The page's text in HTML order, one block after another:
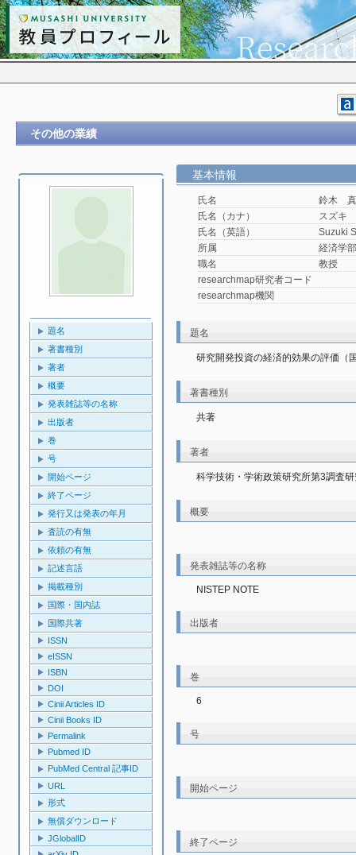
その他の業績
題名
著書種別
著者
概要
発表雑誌等の名称
出版者
巻
号
開始ページ
終了ページ
発行又は発表の年月
査読の有無
依頼の有無
記述言語
掲載種別
国際・国内誌
国際共著
ISSN
eISSN
ISBN
DOI
Cinii Articles ID
Cinii Books ID
Permalink
Pubmed ID
PubMed Central 記事ID
URL
形式
無償ダウンロード
JGlobalID
基本情報
氏名
鈴木
氏名（カナ）
スズキ
氏名（英語）
Suzuki
所属
経済学
職名
教授
researchmap研究者コード
researchmap機関
題名
研究開発投資の経済的効果の評価（
著書種別
共著
著者
科学技術・学術政策研究所第3調査
概要
発表雑誌等の名称
NISTEP NOTE
出版者
巻
6
号
開始ページ
終了ページ